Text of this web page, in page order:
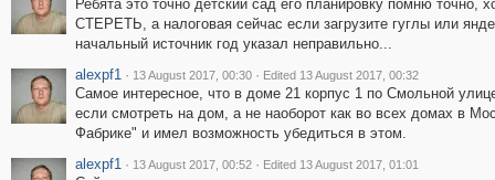
Ребята это точно детский сад его планировку помню
СТЕРЕТЬ, а налоговая сейчас если загрузите гуглы или
начальный источник год указал неправильно...
alexpf1 · 13 August 2017, 00:30 · Edited 13 August 2017, 00:32
Самое интересное, что в доме 21 корпус 1 по Смольной
если смотреть на дом, а не наоборот как во всех домах в
Фабрике" и имел возможность убедиться в этом.
alexpf1 · 13 August 2017, 00:52 · Edited 13 August 2017, 01:01